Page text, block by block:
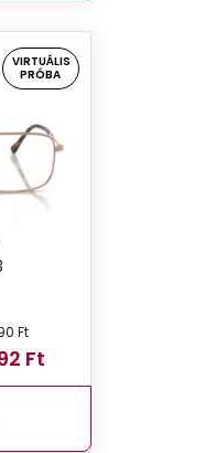
VIRTUÁLIS
PRÓBA
Ft
Ft